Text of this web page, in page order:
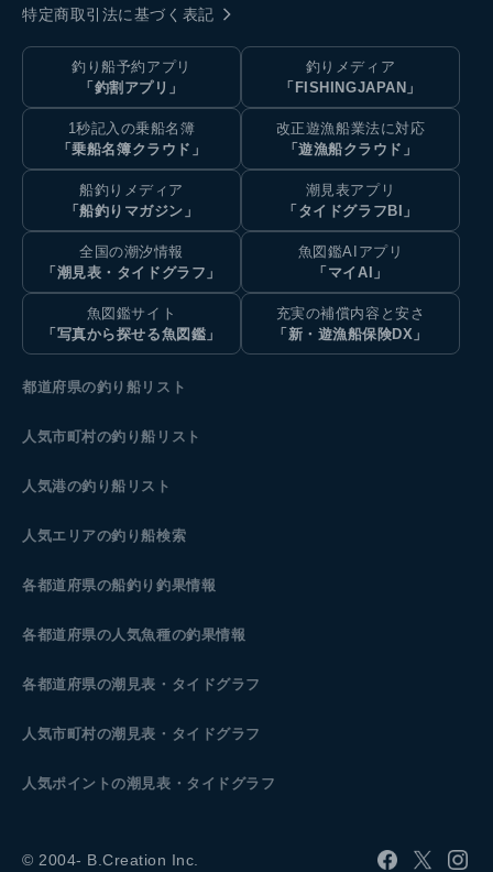
特定商取引法に基づく表記
釣り船予約アプリ
「釣割アプリ」
釣りメディア
「FISHINGJAPAN」
1秒記入の乗船名簿
「乗船名簿クラウド」
改正遊漁船業法に対応
「遊漁船クラウド」
船釣りメディア
「船釣りマガジン」
潮見表アプリ
「タイドグラフBI」
全国の潮汐情報
「潮見表・タイドグラフ」
魚図鑑AIアプリ
「マイAI」
魚図鑑サイト
「写真から探せる魚図鑑」
充実の補償内容と安さ
「新・遊漁船保険DX」
都道府県の釣り船リスト
人気市町村の釣り船リスト
人気港の釣り船リスト
人気エリアの釣り船検索
各都道府県の船釣り釣果情報
各都道府県の人気魚種の釣果情報
各都道府県の潮見表 ・タイドグラフ
人気市町村の潮見表・タイドグラフ
人気ポイントの潮見表・タイドグラフ
© 2004- B.Creation Inc.